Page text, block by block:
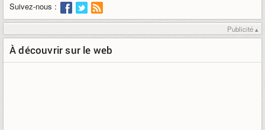
Suivez-nous :
Publicité ▴
À découvrir sur le web